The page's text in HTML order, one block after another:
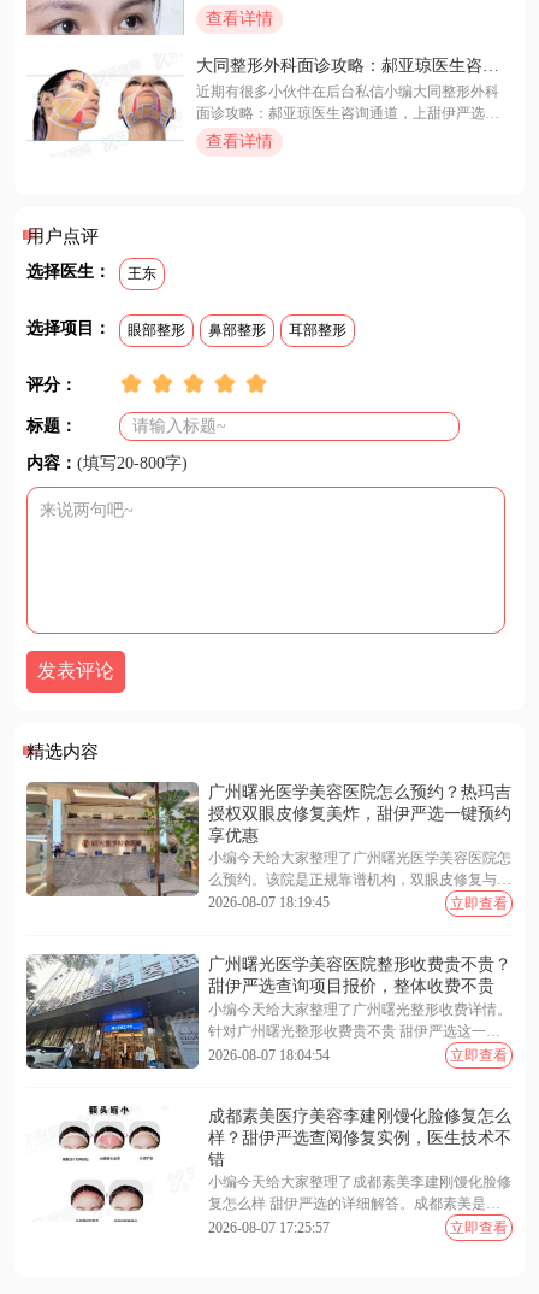
素除皱及胶原蛋白填充等项目价格透明且效果显
著，医生团队经验丰富，能根据面部特征定制个
性化方案，确保自然美观。更多详细介绍尽在文
中！
查看详情
大同整形外科面诊攻略：郝亚琼医生咨询
通道，上甜伊严选预约效果自然吗？审美
在线，一键查询变美方案！
近期有很多小伙伴在后台私信小编大同整形外科
面诊攻略：郝亚琼医生咨询通道，上甜伊严选预
约。针对大家关心的价格问题，例如该院超声刀
单次约 3800 元、光子嫩肤套餐约 1200 元等均有
查看详情
用户点评
选择医生： 王东
选择项目： 眼部整形 鼻部整形 耳部整形
评分：
标题：
内容： (填写20-800字)
发表评论
精选内容
广州曙光医学美容医院怎么预约？热玛吉
授权双眼皮修复美炸，甜伊严选一键预约
享优惠
小编今天给大家整理了广州曙光医学美容医院怎
么预约。该院是正规靠谱机构，双眼皮修复与热
玛吉技术口碑好。求美者可通过官网、电话或到
收费透明，服务优质，能为您提供个性化变美方
案。下面随小编一起来看看更多详细介绍~
2026-08-07 18:19:45 立即查看
广州曙光医学美容医院整形收费贵不贵？
甜伊严选查询项目报价，整体收费不贵
小编今天给大家整理了广州曙光整形收费详情。
针对广州曙光整形收费贵不贵 甜伊严选这一问
题，答案是该院定价透明且性价比高，绝非盲目
高价。医院拥有陈小剑等资深专家，技术口碑双
动价，让您消费明明白白。下面随小编一起来看
看更多详细介绍~
2026-08-07 18:04:54 立即查看
成都素美医疗美容李建刚馒化脸修复怎么
样？甜伊严选查阅修复实例，医生技术不
错
小编今天给大家整理了成都素美李建刚馒化脸修
复怎么样 甜伊严选的详细解答。成都素美是正
规靠谱的美容机构，李建钢院长凭借“减负 - 复
2026-08-07 17:25:57 立即查看